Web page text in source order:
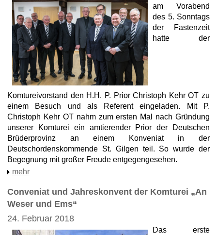
am Vorabend
des 5. Sonntags
der Fastenzeit
hatte der
Komtureivorstand den H.H. P. Prior Christoph Kehr OT zu
einem Besuch und als Referent eingeladen. Mit P.
Christoph Kehr OT nahm zum ersten Mal nach Gründung
unserer Komturei ein amtierender Prior der Deutschen
Brüderprovinz an einem Konveniat in der
Deutschordenskommende St. Gilgen teil. So wurde der
Begegnung mit großer Freude entgegengesehen.
mehr
Conveniat und Jahreskonvent der Komturei „An
Weser und Ems“
24. Februar 2018
Das erste